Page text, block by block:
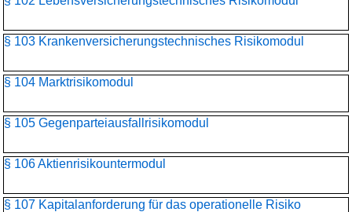
§ 103 Krankenversicherungs­technisches Risikomodul
§ 104 Marktrisikomodul
§ 105 Gegenparteiausfallrisikomodul
§ 106 Aktienrisikountermodul
§ 107 Kapitalanforderung für das operationelle Risiko